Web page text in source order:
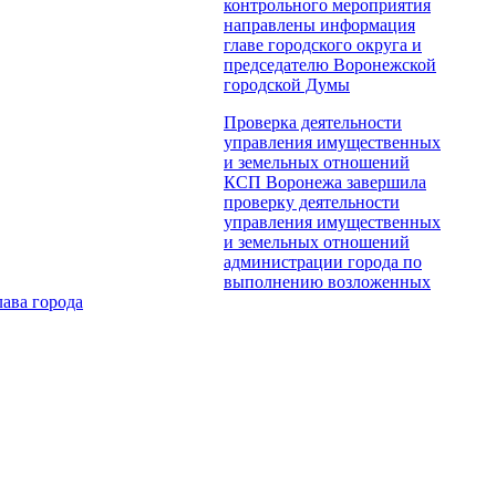
контрольного мероприятия
направлены информация
главе городского округа и
председателю Воронежской
городской Думы
Проверка деятельности
управления имущественных
и земельных отношений
КСП Воронежа завершила
проверку деятельности
управления имущественных
и земельных отношений
администрации города по
выполнению возложенных
города